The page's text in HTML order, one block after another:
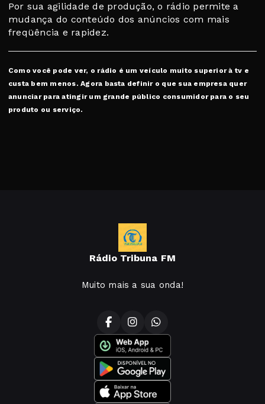
Por sua agilidade de produção, o rádio permite a
mudança do conteúdo dos anúncios com mais
freqüência e rapidez.
Como você pode ver, o rádio é um veículo muito superior à tv e
custa bem menos. Agora basta definir o que sua empresa quer
anunciar para atingir um grande público consumidor para o seu
produto ou serviço.
Rádio Tribuna FM
Muito mais a sua onda!